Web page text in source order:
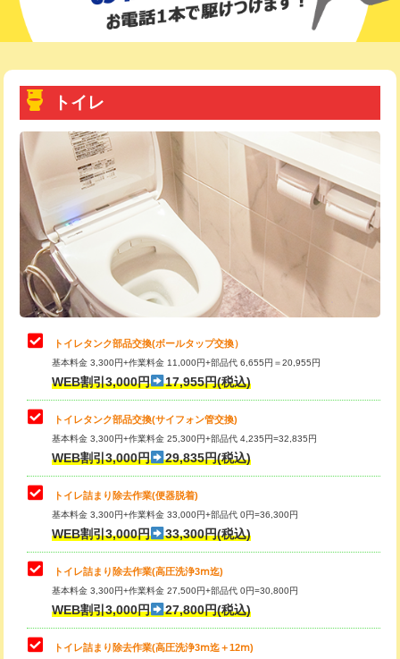
トイレ
トイレタンク部品交換(ボールタップ交換）
基本料金 3,300円+作業料金 11,000円+部品代 6,655円＝20,955円
WEB割引3,000円 17,955円(税込)
トイレタンク部品交換(サイフォン管交換)
基本料金 3,300円+作業料金 25,300円+部品代 4,235円=32,835円
WEB割引3,000円 29,835円(税込)
トイレ詰まり除去作業(便器脱着)
基本料金 3,300円+作業料金 33,000円+部品代 0円=36,300円
WEB割引3,000円 33,300円(税込)
トイレ詰まり除去作業(高圧洗浄3ⅿ迄)
基本料金 3,300円+作業料金 27,500円+部品代 0円=30,800円
WEB割引3,000円 27,800円(税込)
トイレ詰まり除去作業(高圧洗浄3ⅿ迄＋12ⅿ)